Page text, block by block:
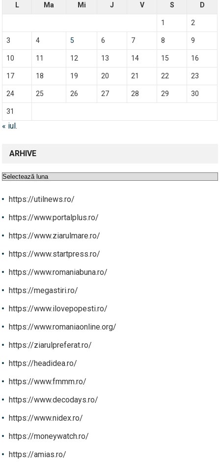
L
Ma Mi J V S D
1 2
3 4 5 6 7 8 9
10 11 12 13 14 15 16
17 18 19 20 21 22 23
24 25 26 27 28 29 30
31
« iul.
ARHIVE
Arhive
https://utilnews.ro/
https://www.portalplus.ro/
https://www.ziarulmare.ro/
https://www.startpress.ro/
https://www.romaniabuna.ro/
https://megastiri.ro/
https://www.ilovepopesti.ro/
https://www.romaniaonline.org/
https://ziarulpreferat.ro/
https://headidea.ro/
https://www.fmmm.ro/
https://www.decodays.ro/
https://www.nidex.ro/
https://moneywatch.ro/
https://amias.ro/